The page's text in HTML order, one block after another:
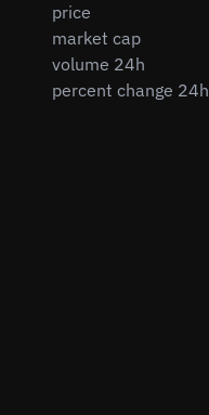
price
market cap
volume 24h
percent change 24h